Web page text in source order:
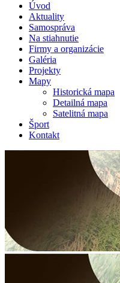
Úvod
Aktuality
Samospráva
Na stiahnutie
Firmy a organizácie
Galéria
Projekty
Mapy
Historická mapa
Detailná mapa
Satelitná mapa
Šport
Kontakt